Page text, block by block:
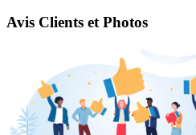
Avis Clients et Photos